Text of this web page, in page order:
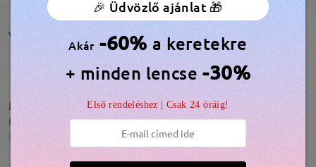
Vásárlói vélemények(82)
Minden rendben van. Gyors szállítás, elvárt
minőség :)
by Varróné György Sára on Nov 22 , 2025
🎉 Üdvözlő ajánlat 🎁
Akár -60% a keretekre
+ minden lencse -30%
Első rendeléshez | Csak 24 óráig!